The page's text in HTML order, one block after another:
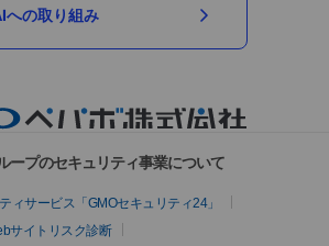
への取り組み
ープのセキュリティ事業について
ィサービス「GMOセキュリティ24」
サイトリスク診断